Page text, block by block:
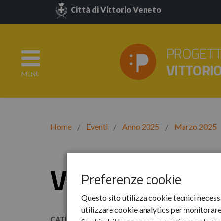
Preferenze cookie
Questo sito utilizza cookie tecnici
utilizzare cookie analytics per
Città di Vittorio Veneto
MENU
Home Eventi Anno 2025 Marzo 2025
Vittorio City
CATEGORIE: